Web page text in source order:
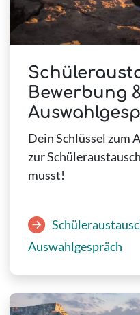
Bewerbung
Dein Schlüssel zum
zur
musst!
Auswahlgespräch